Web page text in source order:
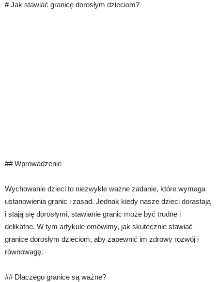
# Jak stawiać granicę dorosłym dzieciom?
## Wprowadzenie
Wychowanie dzieci to niezwykle ważne zadanie, które wymaga
ustanowienia granic i zasad. Jednak kiedy nasze dzieci dorastają
i stają się dorosłymi, stawianie granic może być trudne i
delikatne. W tym artykule omówimy, jak skutecznie stawiać
granice dorosłym dzieciom, aby zapewnić im zdrowy rozwój i
równowagę.
## Dlaczego granice są ważne?